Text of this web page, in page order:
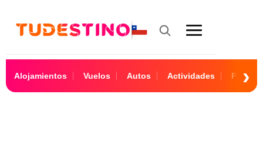
Alojamientos Vuelos Autos Actividades